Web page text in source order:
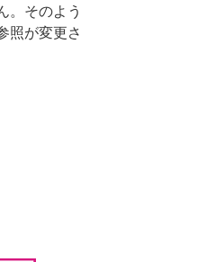
。そのよう
照が変更さ